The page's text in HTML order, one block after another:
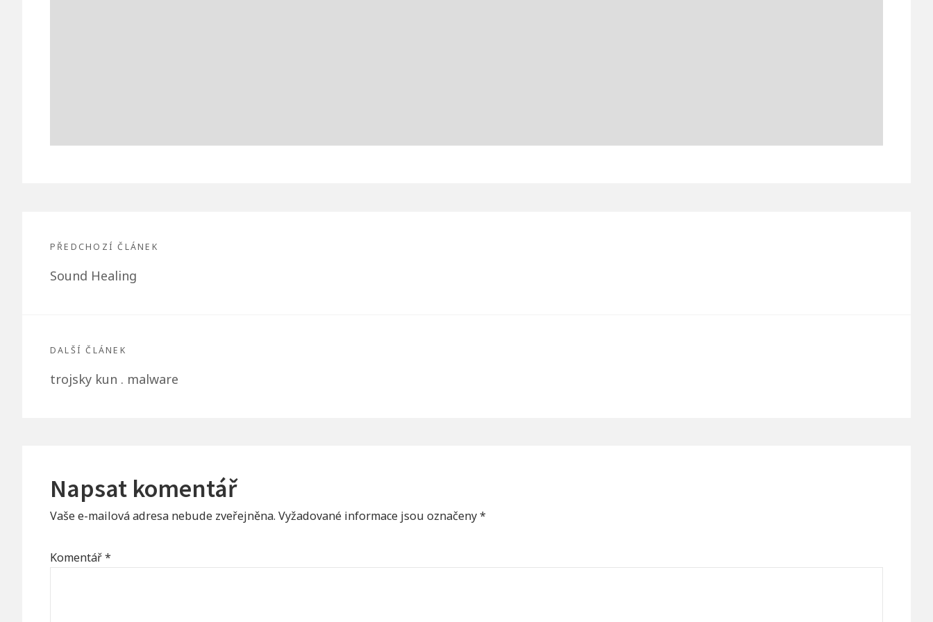
pro
příspěvek
PŘEDCHOZÍ ČLÁNEK
Předchozí
Sound Healing
DALŠÍ ČLÁNEK
Další
trojsky kun . malware
Napsat komentář
Vaše e-mailová adresa nebude zveřejněna. Vyžadované informace jsou označeny*
Komentář*